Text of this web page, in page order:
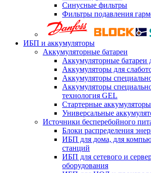
Синусные фильтры
Фильтры подавления
ИБП и аккумуляторы
Аккумуляторные батареи
Аккумуляторные
Аккумуляторы для
Аккумуляторы
Аккумуляторы
технология GEL
Стартерные аккумуляторы
Универсальные
Источники бесперебойного
Блоки распределения
ИБП для дома, для
станций
ИБП для сетевого и
оборудования